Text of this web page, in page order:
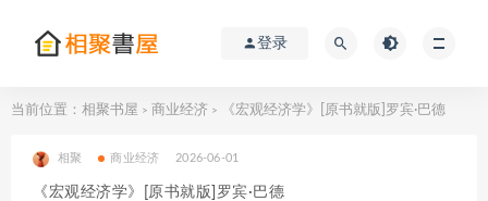
登录
当前位置： 相聚书屋 > 商业经济 > 《宏观经济学》[原书就版]罗宾·巴德
相聚 商业经济 2026-06-01
《宏观经济学》[原书就版]罗宾·巴德